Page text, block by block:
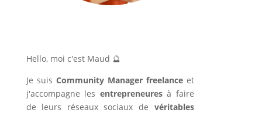
Hello, moi c'est Maud 🔮
Je suis Community Manager freelanceet
j'accompagne les entrepreneuresà faire
de leurs réseaux sociaux de véritables